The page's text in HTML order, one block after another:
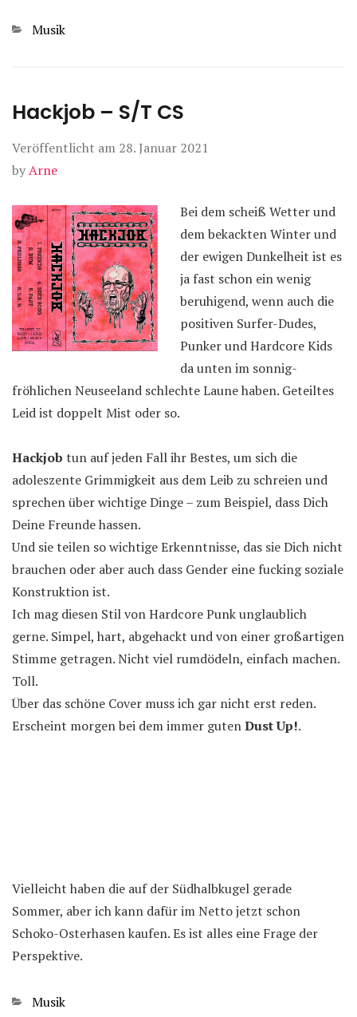
Kategorien
Musik
Hackjob – S/T CS
Veröffentlicht am 28. Januar 2021
byArne
Bei dem scheiß Wetter und
dem bekackten Winter und
der ewigen Dunkelheit ist es
ja fast schon ein wenig
beruhigend, wenn auch die
positiven Surfer-Dudes,
Punker und Hardcore Kids
da unten im sonnig-
fröhlichen Neuseeland schlechte Laune haben. Geteiltes
Leid ist doppelt Mist oder so.
Hackjob tun auf jeden Fall ihr Bestes, um sich die
adoleszente Grimmigkeit aus dem Leib zu schreien und
sprechen über wichtige Dinge – zum Beispiel, dass Dich
Deine Freunde hassen.
Und sie teilen so wichtige Erkenntnisse, das sie Dich nicht
brauchen oder aber auch dass Gender eine fucking soziale
Konstruktion ist.
Ich mag diesen Stil von Hardcore Punk unglaublich
gerne. Simpel, hart, abgehackt und von einer großartigen
Stimme getragen. Nicht viel rumdödeln, einfach machen.
Toll.
Über das schöne Cover muss ich gar nicht erst reden.
Erscheint morgen bei dem immer gutenDust Up!.
Vielleicht haben die auf der Südhalbkugel gerade
Sommer, aber ich kann dafür im Netto jetzt schon
Schoko-Osterhasen kaufen. Es ist alles eine Frage der
Perspektive.
Kategorien
Musik